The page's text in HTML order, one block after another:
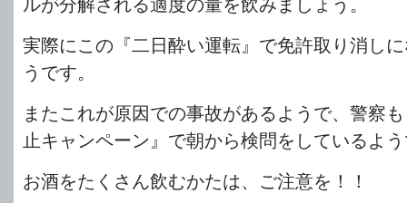
実際にこの『二日酔い運転』で免許取り消し
うです。
またこれが原因での事故があるようで、警察
止キャンペーン』で朝から検問をしているよ
お酒をたくさん飲むかたは、ご注意を！！